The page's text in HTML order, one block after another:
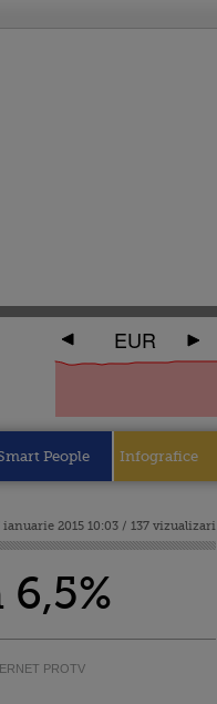
EUR
People Infografice
ianuarie 2015 10:03 / 137 vizualizari
PROTV